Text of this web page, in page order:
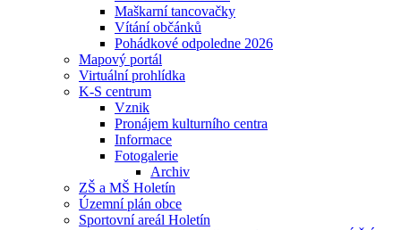
Maškarní tancovačky
Vítání občánků
Pohádkové odpoledne 2026
Mapový portál
Virtuální prohlídka
K-S centrum
Vznik
Pronájem kulturního centra
Informace
Fotogalerie
Archiv
ZŠ a MŠ Holetín
Územní plán obce
Sportovní areál Holetín